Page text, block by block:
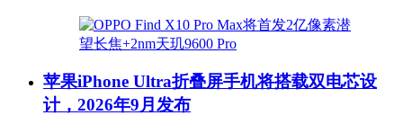
苹果iPhone Ultra折叠屏手机将搭载双电芯设
计，2026年9月发布